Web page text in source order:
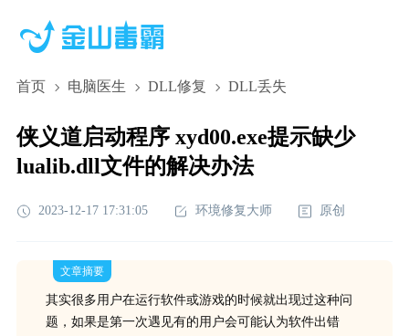
首页 电脑医生 DLL修复 DLL丢失
侠义道启动程序 xyd00.exe提示缺少
lualib.dll文件的解决办法
2023-12-17 17:31:05 环境修复大师 原创
文章摘要
其实很多用户在运行软件或游戏的时候就出现过这种问
题，如果是第一次遇见有的用户会可能认为软件出错